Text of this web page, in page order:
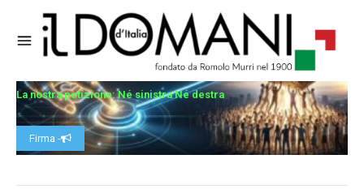
La nostra petizione: Né sinistra Né destra
Firma -